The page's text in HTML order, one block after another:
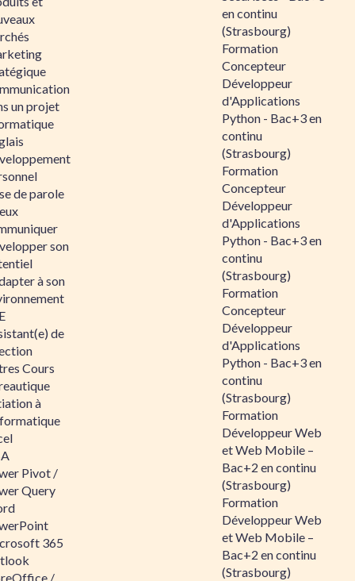
un projet
de parole
son
à son
de
Cours
à
Pivot /
Query
365
/
en continu
(Strasbourg)
Formation
Concepteur
Développeur
d'Applications
Python - Bac+3 en
continu
(Strasbourg)
Formation
Concepteur
Développeur
d'Applications
Python - Bac+3 en
continu
(Strasbourg)
Formation
Concepteur
Développeur
d'Applications
Python - Bac+3 en
continu
(Strasbourg)
Formation
Développeur Web
et Web Mobile –
Bac+2 en continu
(Strasbourg)
Formation
Développeur Web
et Web Mobile –
Bac+2 en continu
(Strasbourg)